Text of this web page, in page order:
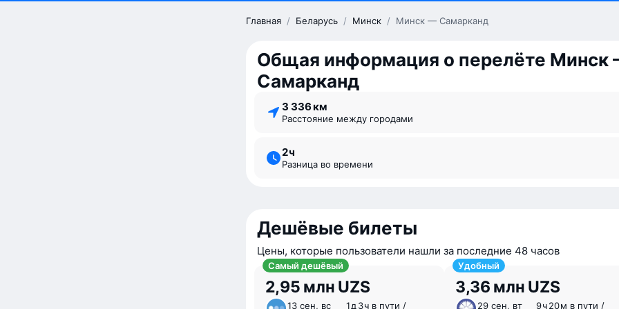
Главная / Беларусь / Минск / Минск — Самарканд
Общая информация о перелёте Минск
Самарканд
3 336 км
Расстояние между городами
2 ⁠ч
Разница во времени
Дешёвые билеты
Цены, которые пользователи нашли за последние 48 часов
Самый дешёвый
2,95 млн UZS
13 сен, вс 1 ⁠д 3 ⁠ч в пути /
Удобный
3,36 млн UZS
29 сен, вт 9 ⁠ч 20 ⁠м в пути /